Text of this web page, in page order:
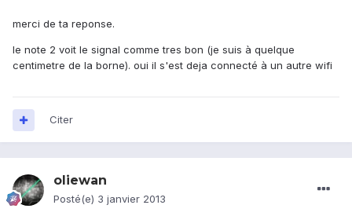
merci de ta reponse.
le note 2 voit le signal comme tres bon (je suis à quelque
centimetre de la borne). oui il s'est deja connecté à un autre wifi
Citer
oliewan
Posté(e) 3 janvier 2013